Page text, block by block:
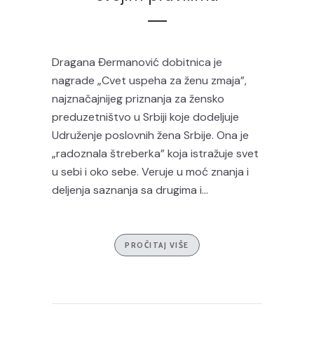
Dragana Đermanović dobitnica je
nagrade „Cvet uspeha za ženu zmaja”,
najznačajnijeg priznanja za žensko
preduzetništvo u Srbiji koje dodeljuje
Udruženje poslovnih žena Srbije. Ona je
„radoznala štreberka” koja istražuje svet
u sebi i oko sebe. Veruje u moć znanja i
deljenja saznanja sa drugima i...
PROČITAJ VIŠE